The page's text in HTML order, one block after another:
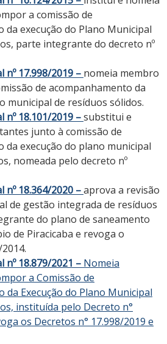
a comissão de
da execução do Plano Municipal
parte integrante do decreto nº
17.998/2019 – nomeia membro
de acompanhamento da
municipal de resíduos sólidos.
18.101/2019 –substitui e
junto à comissão de
da execução do plano municipal
nomeada pelo decreto nº
18.364/2020 –aprova a revisão
de gestão integrada de resíduos
do plano de saneamento
de Piracicaba e revoga o
18.879/2021 – Nomeia
a Comissão de
da Execução do Plano Municipal
instituída pelo Decreto n°
os Decretos n° 17.998/2019 e